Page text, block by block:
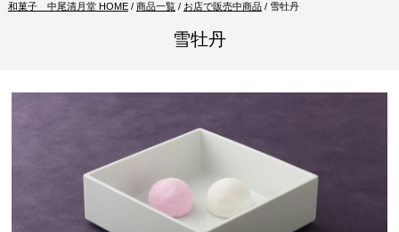
和菓子 中尾清月堂 HOME/ 商品一覧/ お店で販売中商品/ 雪牡丹
雪牡丹